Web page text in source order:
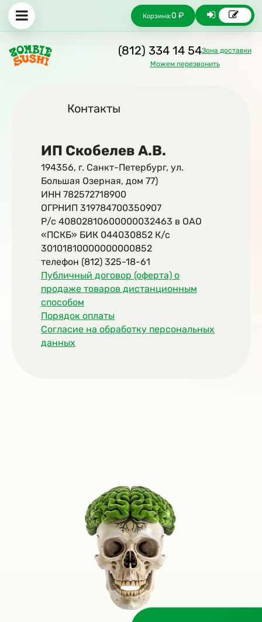
Корзина:0 ₽
(812) 334 14 54Зона доставки
Можем перезвонить
Контакты
ИП Скобелев А.В.
194356, г. Санкт-Петербург, ул.
Большая Озерная, дом 77)
ИНН 782572718900
ОГРНИП 319784700350907
Р/с 40802810600000032463 в ОАО
«ПСКБ» БИК 044030852 К/с
30101810000000000852
телефон (812) 325-18-61
Публичный договор (оферта) о
продаже товаров дистанционным
способом
Порядок оплаты
Согласие на обработку персональных
данных